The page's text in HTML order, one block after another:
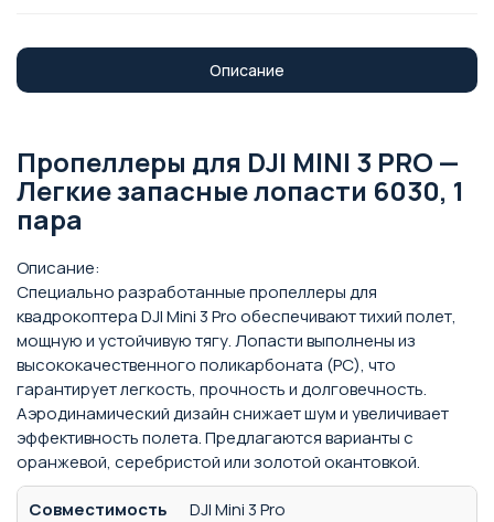
Описание
Пропеллеры для DJI MINI 3 PRO —
Легкие запасные лопасти 6030, 1
пара
Описание:
Специально разработанные пропеллеры для
квадрокоптера DJI Mini 3 Pro обеспечивают тихий полет,
мощную и устойчивую тягу. Лопасти выполнены из
высококачественного поликарбоната (PC), что
гарантирует легкость, прочность и долговечность.
Аэродинамический дизайн снижает шум и увеличивает
эффективность полета. Предлагаются варианты с
оранжевой, серебристой или золотой окантовкой.
Совместимость
DJI Mini 3 Pro